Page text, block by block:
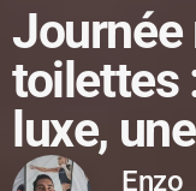
Journée
toilettes
luxe,
Enzo